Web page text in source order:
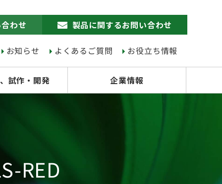
わせ 製品に関するお問い合わせ
お知らせ よくあるご質問 お役立ち情報
試作・開発 企業情報
RED